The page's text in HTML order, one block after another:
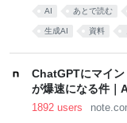
AI あとで読む
生成AI 資料
ChatGPTにマイ
が爆速になる件｜
1892 users